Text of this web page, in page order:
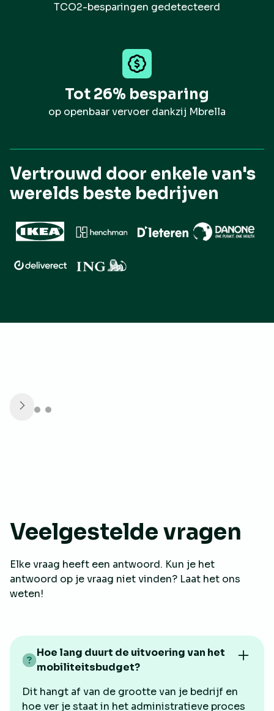
TCO2-besparingen gedetecteerd
Tot 26% besparing
op openbaar vervoer dankzij Mbrella
Vertrouwd door enkele van's
werelds beste bedrijven
"Mbrella has made it possible to log all our
mobility expenses and journeys, which is
big plus."
Florence Lemerle
Veelgestelde vragen
Elke vraag heeft een antwoord. Kun je het
antwoord op je vraag niet vinden? Laat het ons
weten!
Hoe lang duurt de uitvoering van het
mobiliteitsbudget?
Dit hangt af van de grootte van je bedrijf en
hoe ver je staat in het administratieve proces